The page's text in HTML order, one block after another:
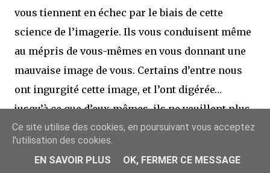
vous tiennent en échec par le biais de cette
science de l’imagerie. Ils vous conduisent même
au mépris de vous-mêmes en vous donnant une
mauvaise image de vous. Certains d’entre nous
ont ingurgité cette image, et l’ont digérée…
jusqu’à ce que d’eux-mêmes, ils ne veuillent plus
vivre dans la communauté noire. Ils ne veuillent
plus approcher les Noirs eux-mêmes.
(Applaudissements)
Ce site utilise des cookies, en poursuivant vous acceptez
l'utilisation des cookies.
EN SAVOIR PLUS
OK, FERMER CE MESSAGE